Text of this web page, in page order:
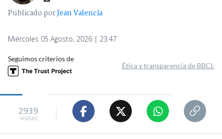
Publicado porJean Valencia
Miércoles 05 Agosto, 2026 | 23:47
Seguimos criterios de
Ética y transparencia de BBCL
2939
visitas